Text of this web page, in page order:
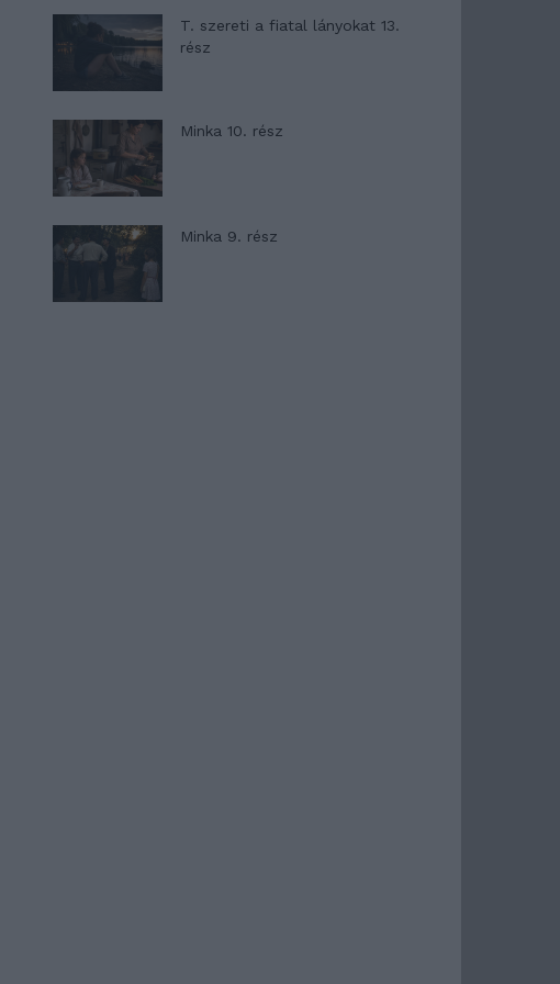
T. szereti a fiatal lányokat 13.
rész
Minka 10. rész
Minka 9. rész